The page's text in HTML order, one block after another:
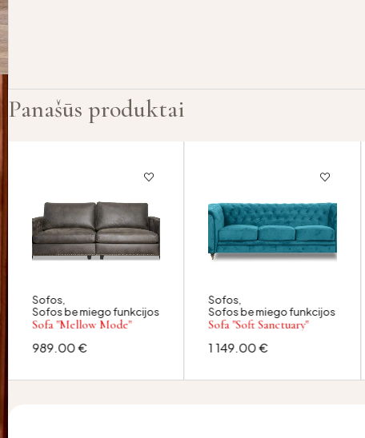
Panašūs produktai
Sofos,
Sofos be miego funkcijos
Sofa "Mellow Mode"
989.00€
Sofos
Sofos be miego funkcijos
Sofa "Soft Sanctuary"
1 149.00€